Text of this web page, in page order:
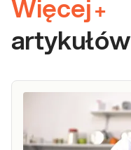
Więcej +
artykułów